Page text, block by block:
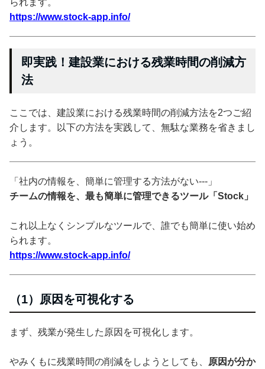
られます。
https://www.stock-app.info/
即実践！建設業における残業時間の削減方
法
ここでは、建設業における残業時間の削減方法を2つご紹
介します。以下の方法を実践して、無駄な業務を省きまし
ょう。
「社内の情報を、簡単に管理する方法がない---」
チームの情報を、最も簡単に管理できるツール「Stock」
これ以上なくシンプルなツールで、誰でも簡単に使い始め
られます。
https://www.stock-app.info/
（1）原因を可視化する
まず、残業が発生した原因を可視化します。
やみくもに残業時間の削減をしようとしても、
原因が分か